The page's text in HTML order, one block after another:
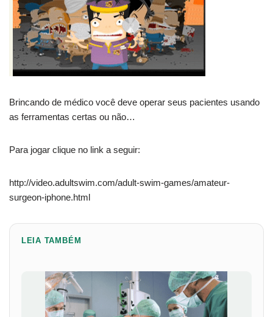
Brincando de médico você deve operar seus pacientes usando
as ferramentas certas ou não…
Para jogar clique no link a seguir:
http://video.adultswim.com/adult-swim-games/amateur-
surgeon-iphone.html
LEIA TAMBÉM